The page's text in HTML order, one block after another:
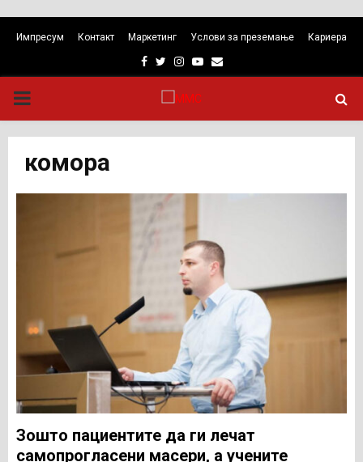
Импресум Контакт Маркетинг Услови за преземање Кариера
Facebook
TwitterInstagram
Youtube
Email
PRIMARY
MENU
комора
Зошто пациентите да ги лечат
самопрогласени масери, а учените